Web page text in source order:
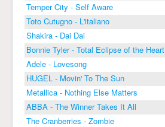
Temper City - Self Aware
Toto Cutugno - L'italiano
Shakira - Dai Dai
Bonnie Tyler - Total Eclipse of the Heart
Adele - Lovesong
HUGEL - Movin' To The Sun
Metallica - Nothing Else Matters
ABBA - The Winner Takes It All
The Cranberries - Zombie